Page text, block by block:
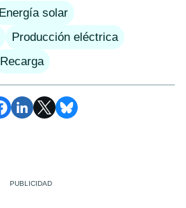
Energía solar
Producción eléctrica
Recarga